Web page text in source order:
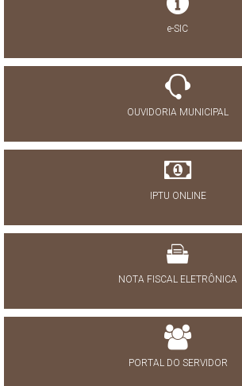
e-SIC
OUVIDORIA MUNICIPAL
IPTU ONLINE
NOTA FISCAL ELETRÔNICA
PORTAL DO SERVIDOR